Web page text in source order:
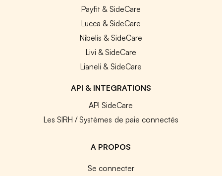
Payfit & SideCare
Lucca & SideCare
Nibelis & SideCare
Livi & SideCare
Lianeli & SideCare
API & INTEGRATIONS
API SideCare
Les SIRH / Systèmes de paie connectés
A PROPOS
Se connecter